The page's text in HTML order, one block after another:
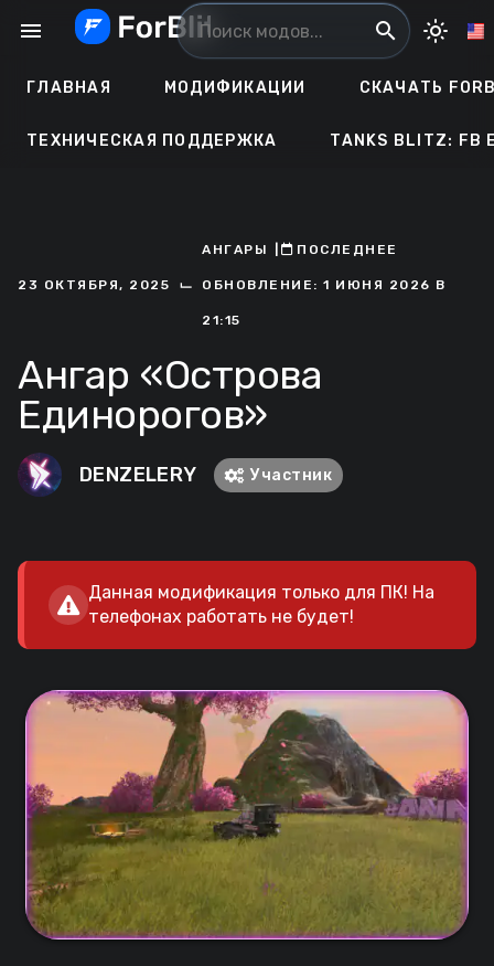
menu search light_mode
ГЛАВНАЯ МОДИФИКАЦИИ СКАЧАТЬ
ТЕХНИЧЕСКАЯ ПОДДЕРЖКА TANKS BLITZ: FB
23 ОКТЯБРЯ, 2025 ⌙
АНГАРЫ ㅤПОСЛЕДНЕЕ
ОБНОВЛЕНИЕ: 1 ИЮНЯ 2026 В
21:15
Ангар «Острова
Единорогов»
DENZELERY Участник
Данная модификация только для ПК! На
телефонах работать не будет!